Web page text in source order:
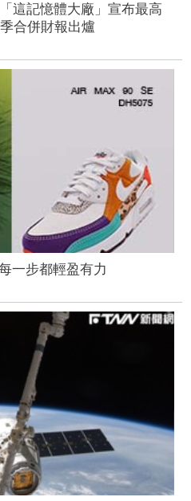
這記憶體大廠」宣布最高
合併財報出爐
一步都輕盈有力